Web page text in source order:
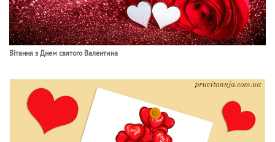
Вітання з Днем святого Валентина